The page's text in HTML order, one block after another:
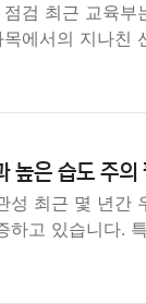
검 최근 교육부
에서의 지나친
높은 습도 주의
성 최근 몇 년간
하고 있습니다.